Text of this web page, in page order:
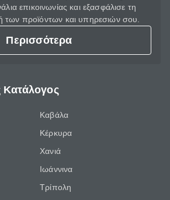
επικοινωνίας και εξασφάλισε τη
των προϊόντων και υπηρεσιών σου.
Περισσότερα
Κατάλογος
Καβάλα
Κέρκυρα
Χανιά
Ιωάννινα
Τρίπολη